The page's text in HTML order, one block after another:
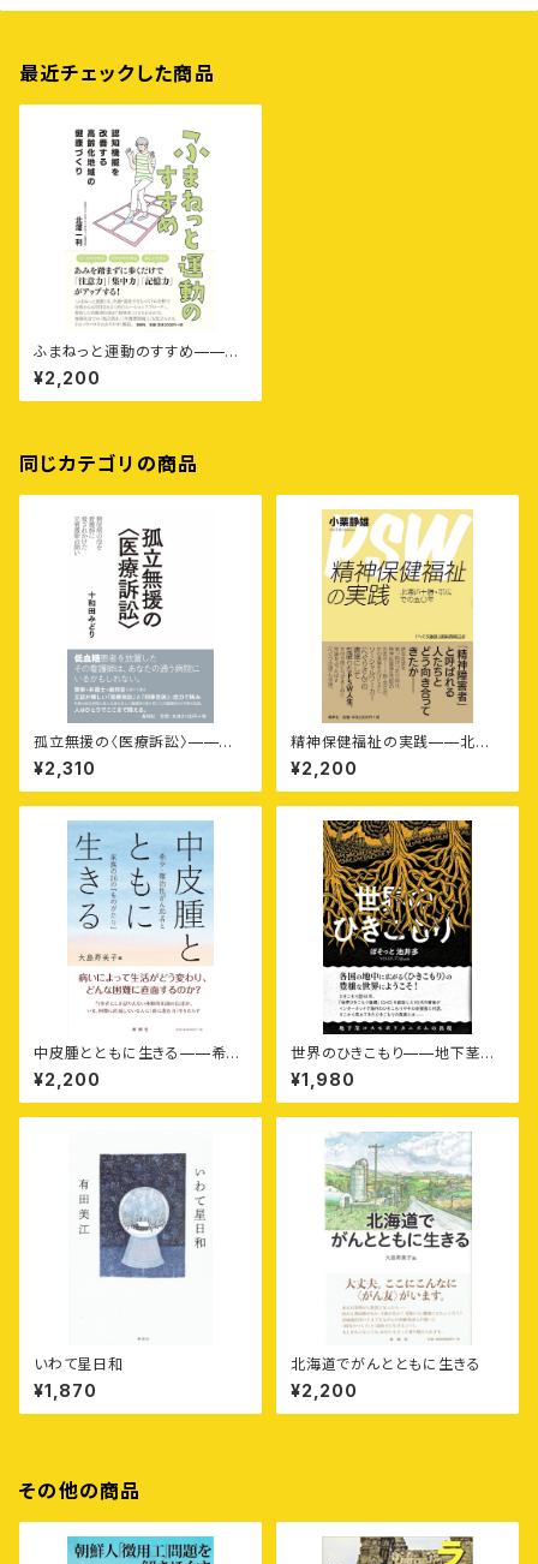
最近チェックした商品
ふまねっと運動のすすめ——認
知機能を改善する高齢化地域の
健康づくり
¥2,200
同じカテゴリの商品
孤立無援の〈医療訴訟〉——糖
尿病の母を看護師に殺されかけ
た元看護師の闘い
¥2,310
精神保健福祉の実践——北海
道十勝・帯広での五〇年
¥2,200
中皮腫とともに生きる——希
少・難治性がん患者と家族の26
の「ものがたり」
¥2,200
世界のひきこもり——地下茎コ
スモポリタニズムの出現
¥1,980
いわて星日和
¥1,870
北海道でがんとともに生きる
¥2,200
その他の商品